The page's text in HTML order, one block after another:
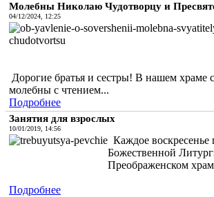
Молебны Николаю Чудотворцу и
04/12/2024, 12:25
Дорогие братья и сестры! В нашем храме
молебны с чтением...
Подробнее
Занятия для взрослых
10/01/2019, 14:56
Каждое воскресенье
Божественной
Преображенском
Подробнее